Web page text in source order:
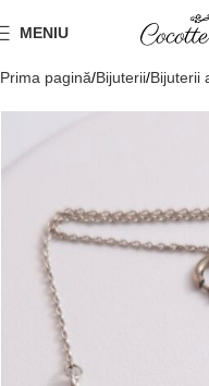
MENIU
Prima pagină Bijuterii Bijuterii